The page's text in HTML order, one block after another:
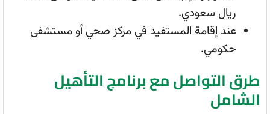
ريال سعودي.
عند إقامة المستفيد في مركز صحي أو مستشفى
حكومي.
طرق التواصل مع برنامج التأهيل
الشامل